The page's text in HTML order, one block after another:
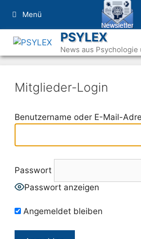
Inhalt
springen
Menü
PSYLEX
News aus
Mitglieder-Login
Benutzername oder E-Mail-
Passwort
Passwort anzeigen
Angemeldet bleiben